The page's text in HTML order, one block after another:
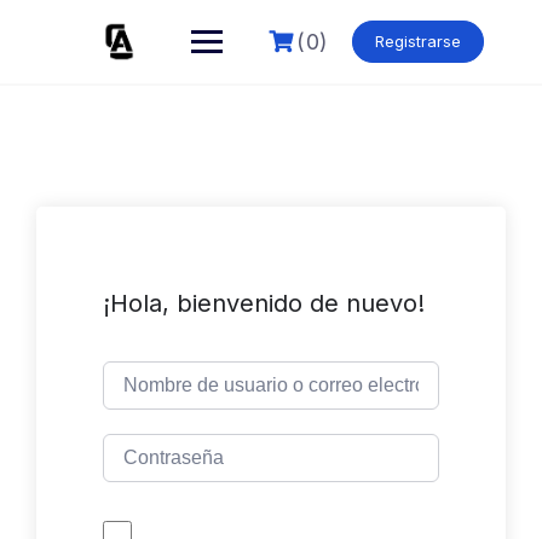
(0) Registrarse
¡Hola, bienvenido de nuevo!